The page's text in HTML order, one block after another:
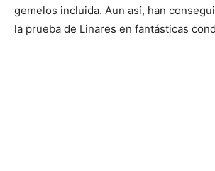
gemelos incluida. Aun así, han
la prueba de Linares en fantásticas